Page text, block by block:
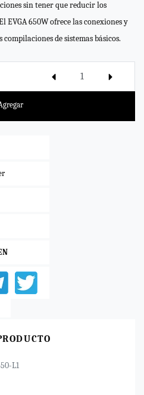
sin tener que reducir los
EVGA 650W ofrece las conexiones y
de sistemas básicos.
L1